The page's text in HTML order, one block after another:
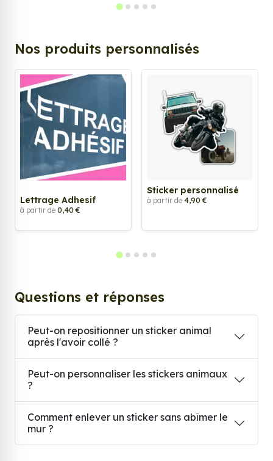
Nos produits personnalisés
Lettrage Adhesif
à partir de 0,40 €
Sticker personnalisé
à partir de 4,90 €
Questions et réponses
Peut-on repositionner un sticker animal
après l'avoir collé ?
Peut-on personnaliser les stickers animaux
?
Comment enlever un sticker sans abîmer le
mur ?